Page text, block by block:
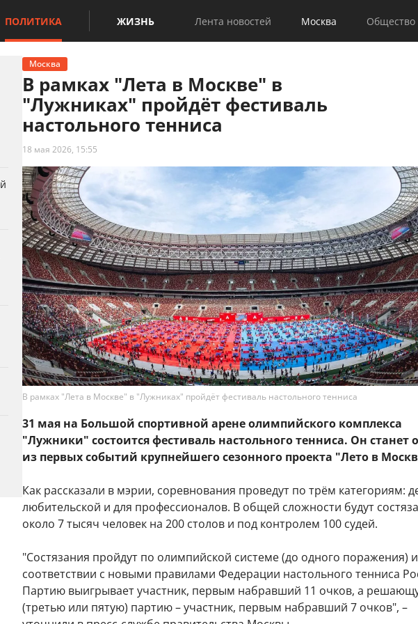
ПОЛИТИКА ЖИЗНЬ Лента новостей Москва Общество
Москва
В рамках "Лета в Москве" в
"Лужниках" пройдёт фестиваль
настольного тенниса
18 мая 2026, 15:55
В рамках "Лета в Москве" в "Лужниках" пройдёт фестиваль настольного тенниса
31 мая на Большой спортивной арене олимпийского комплекса
"Лужники" состоится фестиваль настольного тенниса. Он станет
из первых событий крупнейшего сезонного проекта "Лето в
Как рассказали в мэрии, соревнования проведут по трём категориям:
любительской и для профессионалов. В общей сложности будут
около 7 тысяч человек на 200 столов и под контролем 100 судей.
"Состязания пройдут по олимпийской системе (до одного поражения)
соответствии с новыми правилами Федерации настольного тенниса
Партию выигрывает участник, первым набравший 11 очков, а
(третью или пятую) партию – участник, первым набравший 7 очков", –